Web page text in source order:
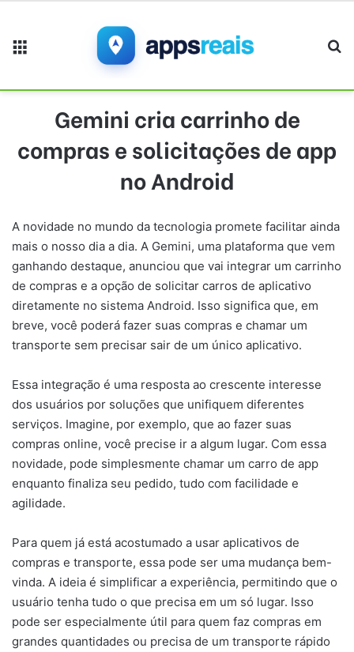
Gemini cria carrinho de
compras e solicitações de app
no Android
A novidade no mundo da tecnologia promete facilitar ainda
mais o nosso dia a dia. A Gemini, uma plataforma que vem
ganhando destaque, anunciou que vai integrar um carrinho
de compras e a opção de solicitar carros de aplicativo
diretamente no sistema Android. Isso significa que, em
breve, você poderá fazer suas compras e chamar um
transporte sem precisar sair de um único aplicativo.
Essa integração é uma resposta ao crescente interesse
dos usuários por soluções que unifiquem diferentes
serviços. Imagine, por exemplo, que ao fazer suas
compras online, você precise ir a algum lugar. Com essa
novidade, pode simplesmente chamar um carro de app
enquanto finaliza seu pedido, tudo com facilidade e
agilidade.
Para quem já está acostumado a usar aplicativos de
compras e transporte, essa pode ser uma mudança bem-
vinda. A ideia é simplificar a experiência, permitindo que o
usuário tenha tudo o que precisa em um só lugar. Isso
pode ser especialmente útil para quem faz compras em
grandes quantidades ou precisa de um transporte rápido